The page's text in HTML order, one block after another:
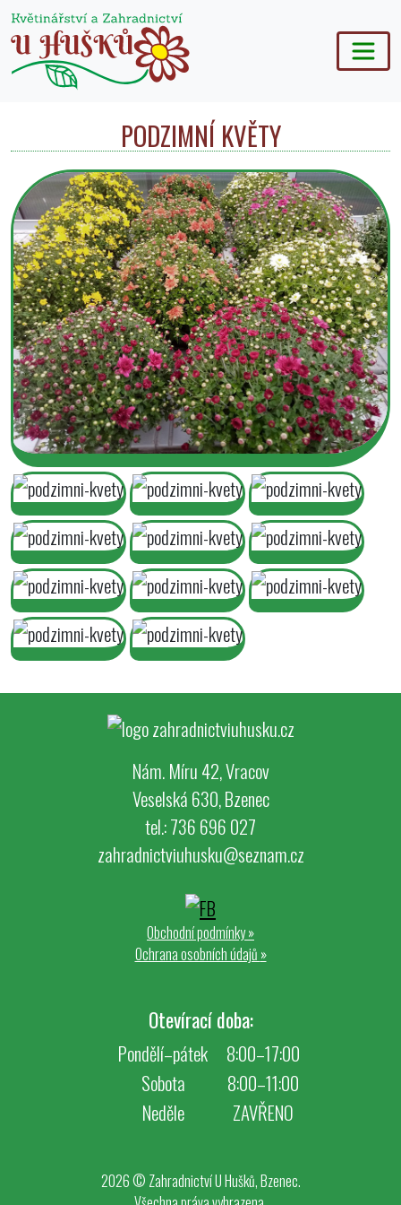
PODZIMNÍ KVĚTY
Nám. Míru 42, Vracov
Veselská 630, Bzenec
tel.: 736 696 027
zahradnictviuhusku@seznam.cz
Obchodní podmínky»
Ochrana osobních údajů »
Otevírací doba:
Pondělí–pátek
8:00–17:00
Sobota
8:00–11:00
Neděle
ZAVŘENO
2026 © Zahradnictví U Hušků, Bzenec.